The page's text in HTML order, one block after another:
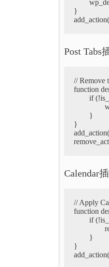
}
Post Tabs
// Remove
function
}
Calendar
// Apply
function
}